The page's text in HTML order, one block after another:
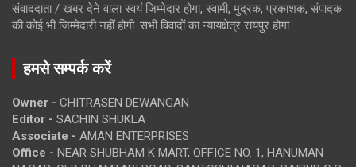
संवाददाता / खबर देने वाला स्वयं जिम्मेदार होगा, स्वामी, मुद्रक, प्रकाशक, संपादक
की कोई भी जिम्मेदारी नहीं होगी. सभी विवादों का न्यायक्षेत्र रायपुर होगा
हमसे सम्पर्क करें
Owner - CHITRASEN DEWANGAN
Editor - SACHIN SHUKLA
Associate - AMAN ENTERPRISES
Office - NEAR SHUBHAM K MART, OFFICE NO. 1, HANUMAN